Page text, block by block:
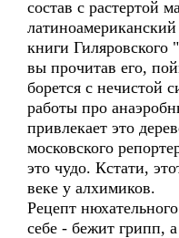
состав с растертой
книги
вы прочитав его,
борется с нечистой
работы про
привлекает это
московского
это чудо. Кстати,
веке у алхимиков.
Рецепт
себе - бежит грипп,